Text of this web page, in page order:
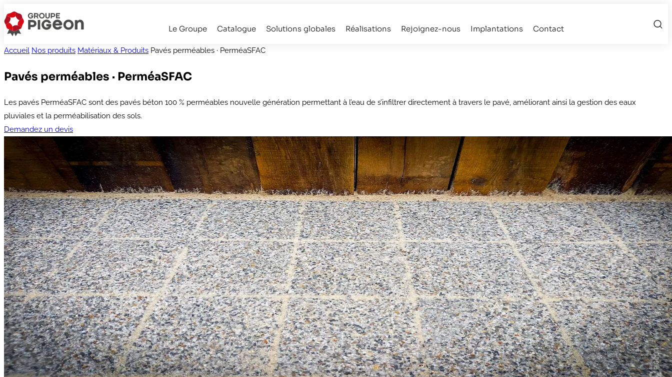
Le Groupe Catalogue Solutions globales Réalisations Rejoignez-nous Implantations Contact
Accueil Nos produits Matériaux & Produits Pavés perméables · PerméaSFAC
Pavés perméables · PerméaSFAC
Les pavés PerméaSFAC sont des pavés béton 100 % perméables nouvelle génération permettant à l’eau de s’infiltrer directement à travers le pavé, améliorant ainsi la gestion des eaux
pluviales et la perméabilisation des sols.
Demandez un devis